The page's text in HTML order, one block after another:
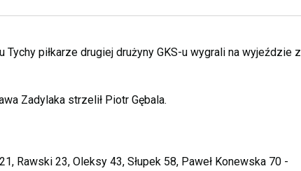
piłkarze drugiej drużyny GKS-u wygrali na wyjeździe z
Zadylaka strzelił Piotr Gębala.
Rawski 23, Oleksy 43, Słupek 58, Paweł Konewska 70 -